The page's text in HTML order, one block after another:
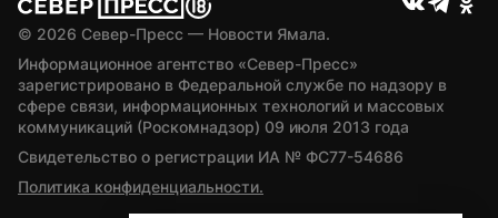
© 2026 Север-Пресс — Новости Ямала.
Информационное агентство «Север-Пресс»
зарегистрировано в Федеральной службе по надзору в
сфере связи, информационных технологий и массовых
коммуникаций (Роскомнадзор) 09 июля 2013 года
Свидетельство о регистрации ИА № ФС77-54686
Политика конфиденциальности.